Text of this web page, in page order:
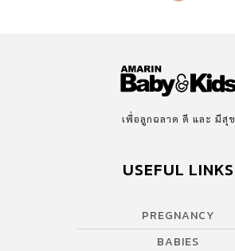
เพื่อลูกฉลาด ดี และ มีสุข
USEFUL LINKS
PREGNANCY
BABIES